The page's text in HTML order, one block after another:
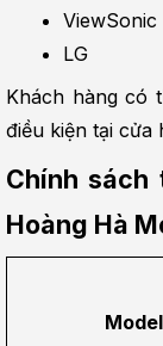
ViewSonic
LG
Khách hàng có
điều kiện tại cửa
Chính
Hoàng Hà